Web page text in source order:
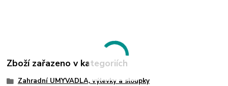
Zboží zařazeno v kategoriích
Zahradní UMYVADLA, výlevky a sloupky